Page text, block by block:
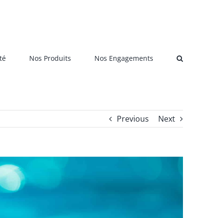
Nos Produits Nos Engagements
Previous Next